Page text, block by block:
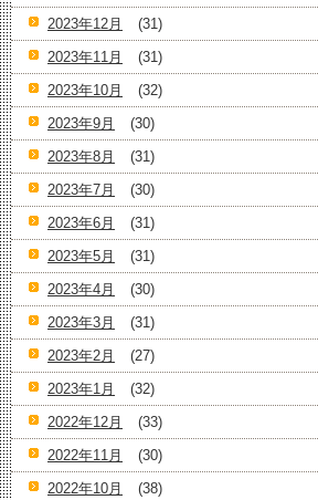
2023年12月
(31)
2023年11月
(31)
2023年10月
(32)
2023年9月
(30)
2023年8月
(31)
2023年7月
(30)
2023年6月
(31)
2023年5月
(31)
2023年4月
(30)
2023年3月
(31)
2023年2月
(27)
2023年1月
(32)
2022年12月
(33)
2022年11月
(30)
2022年10月
(38)